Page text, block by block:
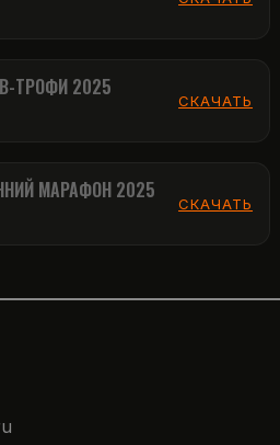
2026
ТРОФИ 2025
МАРАФОН 2025